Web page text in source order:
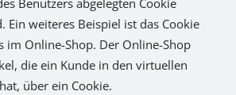
Benutzers abgelegten Cookie
Ein weiteres Beispiel ist das Cookie
im Online-Shop. Der Online-Shop
die ein Kunde in den virtuellen
über ein Cookie.